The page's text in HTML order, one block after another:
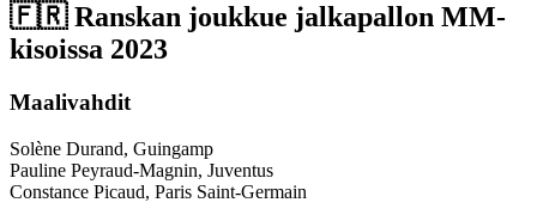
🇫🇷​ Ranskan joukkue jalkapallon MM-
kisoissa 2023
Maalivahdit
Solène Durand, Guingamp
Pauline Peyraud-Magnin, Juventus
Constance Picaud, Paris Saint-Germain